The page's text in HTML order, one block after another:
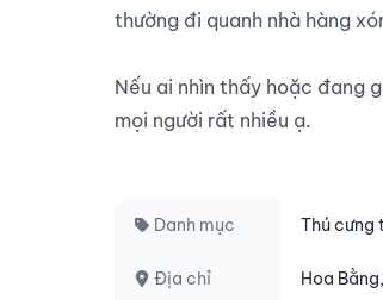
thường đi quanh nhà hàng
Nếu ai nhìn thấy hoặc đang
mọi người rất nhiều ạ.
Danh mục Thú cưng
Địa chỉ Hoa